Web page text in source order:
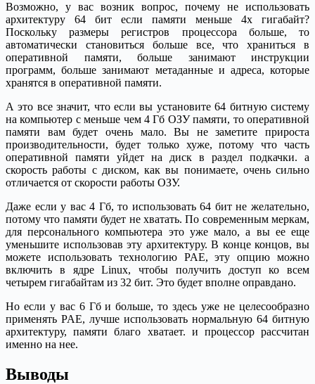
Возможно, у вас возник вопрос, почему не использовать
архитектуру 64 бит если памяти меньше 4х гигабайт?
Поскольку размеры регистров процессора больше, то
автоматически становиться больше все, что храниться в
оперативной памяти, больше занимают инструкции
программ, больше занимают метаданные и адреса, которые
хранятся в оперативной памяти.
А это все значит, что если вы установите 64 битную систему
на компьютер с меньше чем 4 Гб ОЗУ памяти, то оперативной
памяти вам будет очень мало. Вы не заметите прироста
производительности, будет только хуже, потому что часть
оперативной памяти уйдет на диск в раздел подкачки. а
скорость работы с диском, как вы понимаете, очень сильно
отличается от скорости работы ОЗУ.
Даже если у вас 4 Гб, то использовать 64 бит не желательно,
потому что памяти будет не хватать. По современным меркам,
для персонального компьютера это уже мало, а вы ее еще
уменьшите использовав эту архитектуру. В конце концов, вы
можете использовать технологию PAE, эту опцию можно
включить в ядре Linux, чтобы получить доступ ко всем
четырем гигабайтам из 32 бит. Это будет вполне оправдано.
Но если у вас 6 Гб и больше, то здесь уже не целесообразно
применять PAE, лучше использовать нормальную 64 битную
архитектуру, памяти благо хватает. и процессор рассчитан
именно на нее.
Выводы